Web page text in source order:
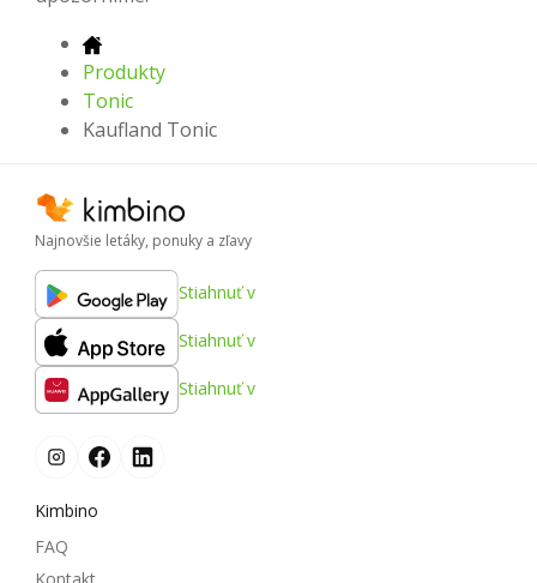
Produkty
Tonic
Kaufland Tonic
Najnovšie letáky, ponuky a zľavy
Stiahnuť v
Stiahnuť v
Stiahnuť v
Kimbino
FAQ